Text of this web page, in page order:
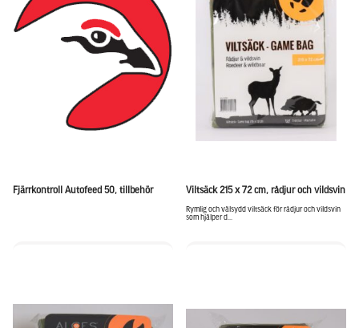
Fjärrkontroll Autofeed 50, tillbehör Viltsäck 215 x 72 cm, rådjur och vildsvin
Rymlig och välsydd viltsäck för rådjur och vildsvin
som hjälper d...